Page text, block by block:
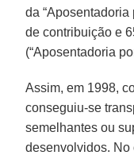
da “Aposentadoria
de contribuição e
(“Aposentadoria
Assim, em 1998,
conseguiu-se
semelhantes ou
desenvolvidos. No